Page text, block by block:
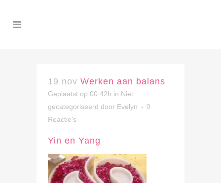
19 nov Werken aan balans
Geplaatst op 00:42h in Niet
gecategoriseerd door Evelyn
0
Reactie's
Yin en Yang